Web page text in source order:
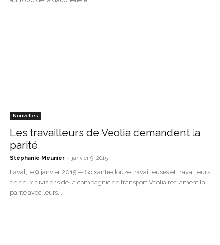
Nouvelles
Les travailleurs de Veolia demandent la
parité
Stéphanie Meunier - janvier 9, 2015
Laval, le 9 janvier 2015 — Soixante-douze travailleuses et travailleurs
de deux divisions de la compagnie de transport Veolia réclament la
parité avec leurs...